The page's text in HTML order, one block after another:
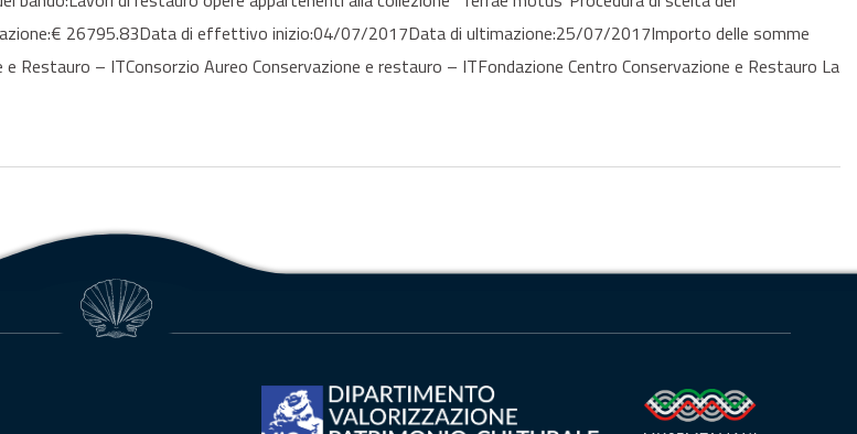
26795.83Data di effettivo inizio:04/07/2017Data di ultimazione:25/07/2017Importo delle somme
Restauro – ITConsorzio Aureo Conservazione e restauro – ITFondazione Centro Conservazione e Restauro La